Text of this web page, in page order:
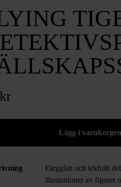
Färgglatt och lekfullt
illustrationer av figurer